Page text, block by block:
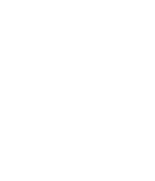
gombra kattintva